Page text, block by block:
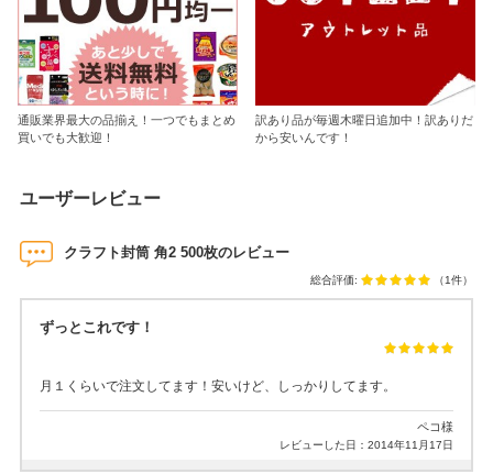
通販業界最大の品揃え！一つでもまとめ
買いでも大歓迎！
訳あり品が毎週木曜日追加中！訳ありだ
から安いんです！
ユーザーレビュー
クラフト封筒 角2 500枚のレビュー
総合評価: （1件）
ずっとこれです！
月１くらいで注文してます！安いけど、しっかりしてます。
ペコ様
レビューした日：2014年11月17日